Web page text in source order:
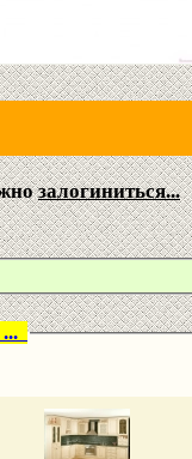
залогиниться...